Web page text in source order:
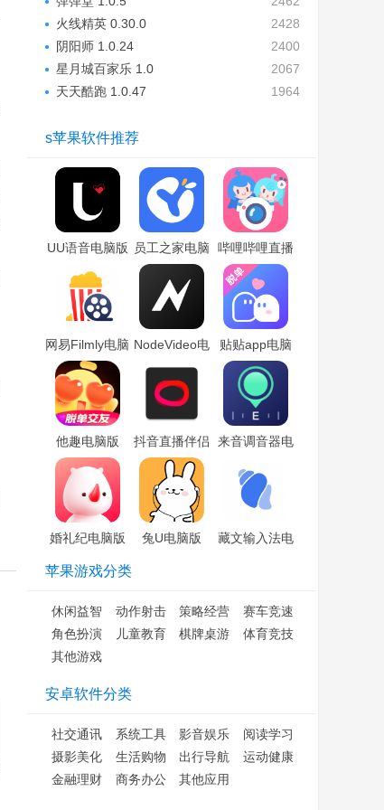
2428
火线精英 0.30.0
2400
阴阳师 1.0.24
2067
星月城百家乐 1.0
1964
天天酷跑 1.0.47
s苹果软件推荐
UU语音电脑版
「含模拟器」
员工之家电脑
版「含模拟
器」
哔哩哔哩直播
姬电脑版「含
模拟器」
网易Filmly电脑
版「含模拟
器」
NodeVideo电
脑版「含模拟
器」
贴贴app电脑
版「含模拟
器」
他趣电脑版
「含模拟器」
抖音直播伴侣
电脑版「含模
拟器」
来音调音器电
器」
婚礼纪电脑版
「含模拟器」
兔U电脑版
藏文输入法电
苹果游戏分类
休闲益智 动作射击 策略经营
赛车竞速
角色扮演
儿童教育 棋牌桌游
体育竞技
其他游戏
安卓软件分类
社交通讯 系统工具 影音娱乐
阅读学习
摄影美化
生活购物 出行导航
运动健康
金融理财
商务办公 其他应用